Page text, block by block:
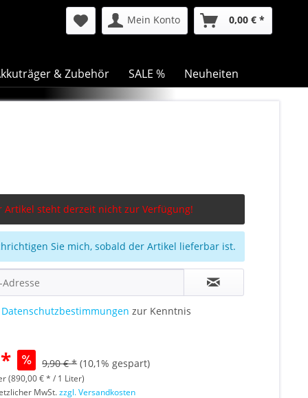
Mein Konto 0,00 € *
& Zubehör SALE % Neuheiten
Artikel steht derzeit nicht zur Verfügung!
Sie mich, sobald der Artikel lieferbar ist.
Datenschutzbestimmungen zur Kenntnis
9,90 € * (10,1% gespart)
(890,00 € * / 1 Liter)
MwSt.zzgl. Versandkosten